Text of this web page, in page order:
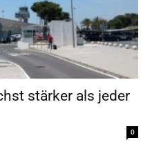
stärker als jeder
0